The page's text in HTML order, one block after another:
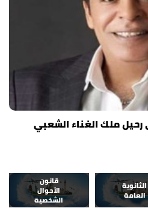
الثانوية
العامة
قانون
الأحوال
الشخصية